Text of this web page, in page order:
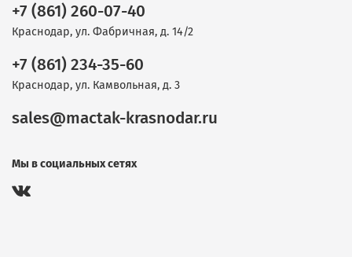
+7 (861) 260-07-40
Краснодар, ул. Фабричная, д. 14/2
+7 (861) 234-35-60
Краснодар, ул. Камвольная, д. 3
sales@mactak-krasnodar.ru
Мы в социальных сетях